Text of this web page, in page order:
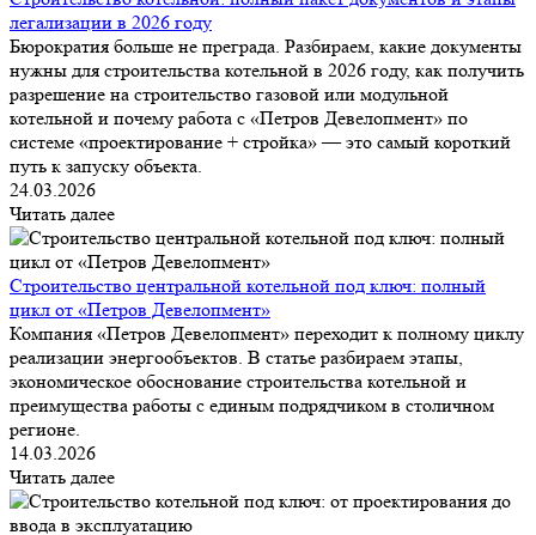
легализации в 2026 году
Бюрократия больше не преграда. Разбираем, какие документы
нужны для строительства котельной в 2026 году, как получить
разрешение на строительство газовой или модульной
котельной и почему работа с «Петров Девелопмент» по
системе «проектирование + стройка» — это самый короткий
путь к запуску объекта.
24.03.2026
Читать далее
Строительство центральной котельной под ключ: полный
цикл от «Петров Девелопмент»
Компания «Петров Девелопмент» переходит к полному циклу
реализации энергообъектов. В статье разбираем этапы,
экономическое обоснование строительства котельной и
преимущества работы с единым подрядчиком в столичном
регионе.
14.03.2026
Читать далее